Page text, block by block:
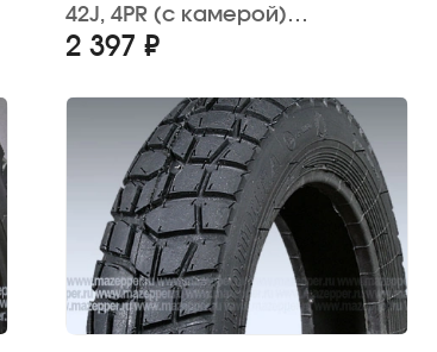
42J, 4PR (с камерой)
"ПЕТРОШИНА" (вентиль JS87)
2 397 ₽